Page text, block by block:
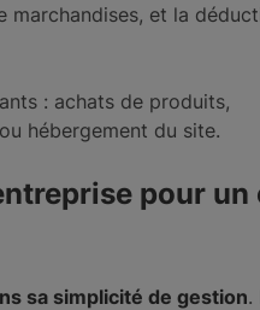
marchandises, et la
: achats de produits,
hébergement du site.
pour un
sa simplicité de gestion.